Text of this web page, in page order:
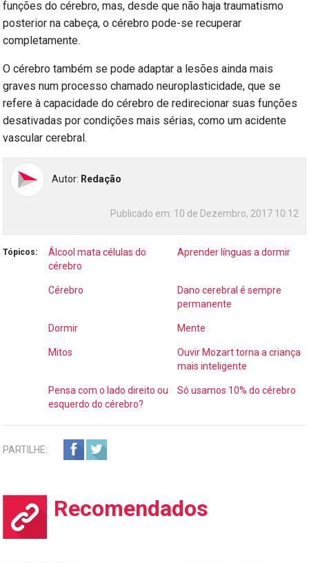
funções do cérebro, mas, desde que não haja traumatismo
posterior na cabeça, o cérebro pode-se recuperar
completamente.
O cérebro também se pode adaptar a lesões ainda mais
graves num processo chamado neuroplasticidade, que se
refere à capacidade do cérebro de redirecionar suas funções
desativadas por condições mais sérias, como um acidente
vascular cerebral.
Autor: Redação
Publicado em: 10 de Dezembro, 2017 10:12
Tópicos:
Álcool mata células do
cérebro
Aprender línguas a dormir
Cérebro
Dano cerebral é sempre
permanente
Dormir Mente
Mitos
Ouvir Mozart torna a criança
mais inteligente
Pensa com o lado direito ou
esquerdo do cérebro?
Só usamos 10% do cérebro
PARTILHE:
Recomendados